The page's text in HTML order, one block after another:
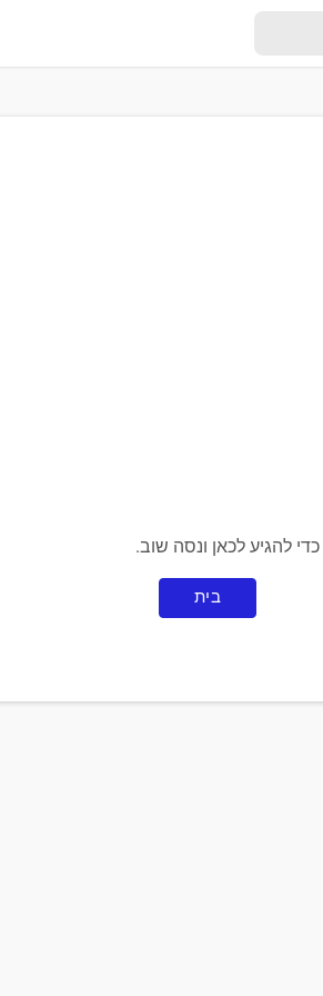
להגיע לכאן ונסה שוב.
בית